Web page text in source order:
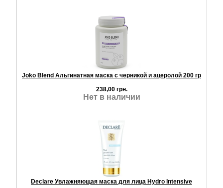
Joko Blend Альгинатная маска с черникой и ацеролой 200 гр
238,00 грн.
Нет в наличии
Declare Увлажняющая маска для лица Hydro Intensive